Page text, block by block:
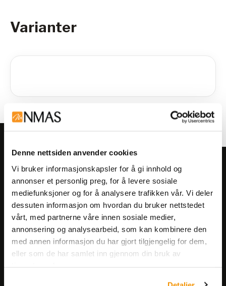
Denne nettsiden anvender cookies
Vi bruker informasjonskapsler for å gi innhold og
annonser et personlig preg, for å levere sosiale
mediefunksjoner og for å analysere trafikken vår. Vi deler
dessuten informasjon om hvordan du bruker nettstedet
vårt, med partnerne våre innen sosiale medier,
annonsering og analysearbeid, som kan kombinere den
med annen informasjon du har gjort tilgjengelig for dem,
eller som de har samlet inn gjennom din bruk av
Varianter
Meld deg på vårt nyhetsbrev!
Få informasjon om produkter,
arrangementer og kampanjer.
Meld på nyhetsbrev